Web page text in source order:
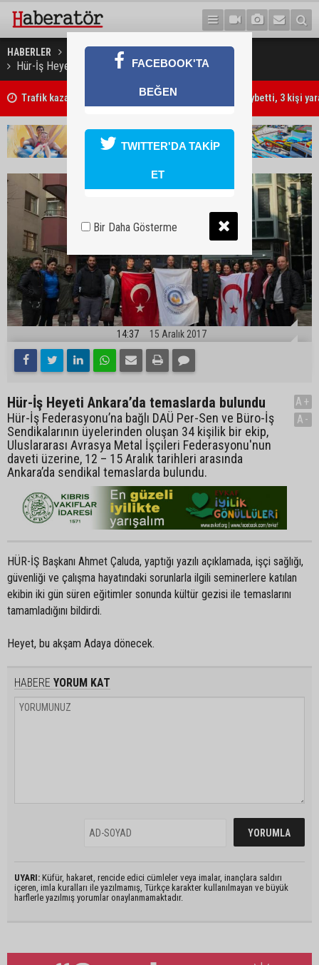
HABERLER GÜNDEM
Hür-İş Heyeti Ankara’da temaslarda bulundu
Trafik kazasında 85 yaşındaki Turan Obalı hayatını kaybetti, 3 kişi
14:37 15 Aralık 2017
Hür-İş Heyeti Ankara’da temaslarda bulundu
Hür-İş Federasyonu’na bağlı DAÜ Per-Sen ve Büro-İş
Sendikalarının üyelerinden oluşan 34 kişilik bir ekip,
Uluslararası Avrasya Metal İşçileri Federasyonu'nun
daveti üzerine, 12 – 15 Aralık tarihleri arasında
Ankara’da sendikal temaslarda bulundu.
A+
A-
HÜR-İŞ Başkanı Ahmet Çaluda, yaptığı yazılı açıklamada, işçi sağlığı,
güvenliği ve çalışma hayatındaki sorunlarla ilgili seminerlere katılan
ekibin iki gün süren eğitimler sonunda kültür gezisi ile temaslarını
tamamladığını bildirdi.
Heyet, bu akşam Adaya dönecek.
HABERE YORUM KAT
UYARI: Küfür, hakaret, rencide edici cümleler veya imalar, inançlara saldırı
içeren, imla kuralları ile yazılmamış, Türkçe karakter kullanılmayan ve büyük
harflerle yazılmış yorumlar onaylanmamaktadır.
FACEBOOK'TA
BEĞEN
TWITTER'DA TAKİP
ET
Bir Daha Gösterme